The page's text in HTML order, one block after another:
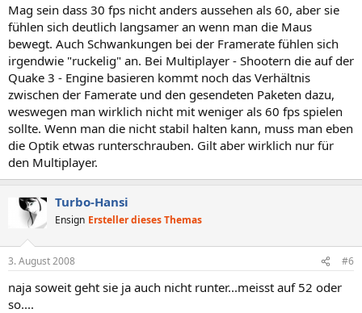
Mag sein dass 30 fps nicht anders aussehen als 60, aber sie
fühlen sich deutlich langsamer an wenn man die Maus
bewegt. Auch Schwankungen bei der Framerate fühlen sich
irgendwie "ruckelig" an. Bei Multiplayer - Shootern die auf der
Quake 3 - Engine basieren kommt noch das Verhältnis
zwischen der Famerate und den gesendeten Paketen dazu,
weswegen man wirklich nicht mit weniger als 60 fps spielen
sollte. Wenn man die nicht stabil halten kann, muss man eben
die Optik etwas runterschrauben. Gilt aber wirklich nur für
den Multiplayer.
Turbo-Hansi
Ensign Ersteller dieses Themas
3. August 2008 #6
naja soweit geht sie ja auch nicht runter...meisst auf 52 oder
so....